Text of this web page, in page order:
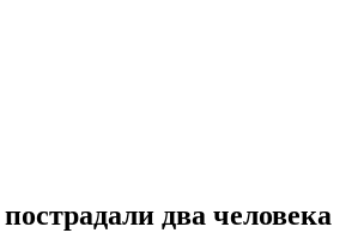
два человека